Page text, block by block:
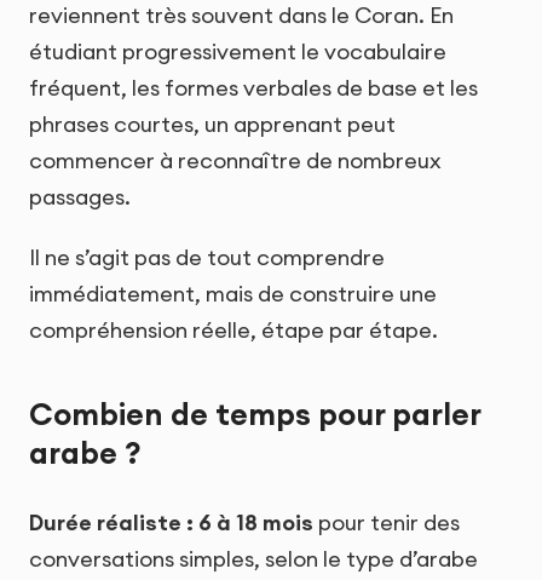
reviennent très souvent dans le Coran. En
étudiant progressivement le vocabulaire
fréquent, les formes verbales de base et les
phrases courtes, un apprenant peut
commencer à reconnaître de nombreux
passages.
Il ne s’agit pas de tout comprendre
immédiatement, mais de construire une
compréhension réelle, étape par étape.
Combien de temps pour parler
arabe ?
Durée réaliste : 6 à 18 mois pour tenir des
conversations simples, selon le type d’arabe